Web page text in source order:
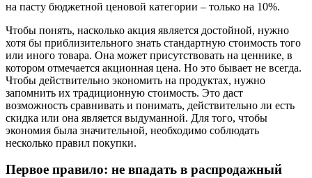
на пасту бюджетной ценовой категории – только на 10%.
Чтобы понять, насколько акция является достойной, нужно
хотя бы приблизительного знать стандартную стоимость того
или иного товара. Она может присутствовать на ценнике, в
котором отмечается акционная цена. Но это бывает не всегда.
Чтобы действительно экономить на продуктах, нужно
запомнить их традиционную стоимость. Это даст
возможность сравнивать и понимать, действительно ли есть
скидка или она является выдуманной. Для того, чтобы
экономия была значительной, необходимо соблюдать
несколько правил покупки.
Первое правило: не впадать в распродажный